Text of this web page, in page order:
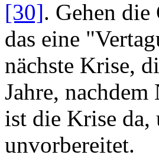
[30]. Gehen die
das eine
nächste Krise,
Jahre,
ist die Krise da,
unvorbereitet.